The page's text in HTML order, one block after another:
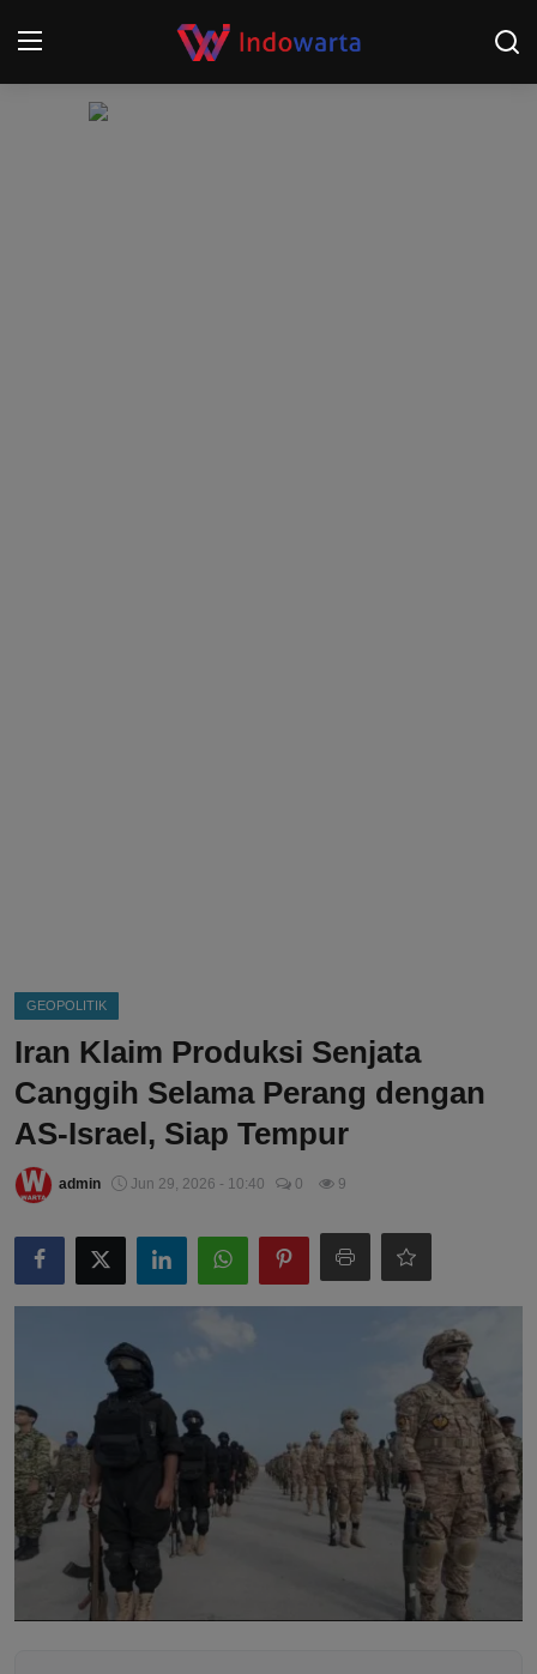
GEOPOLITIK
Iran Klaim Produksi Senjata
Canggih Selama Perang dengan
AS-Israel, Siap Tempur
admin Jun 29, 2026 - 10:40 0 9